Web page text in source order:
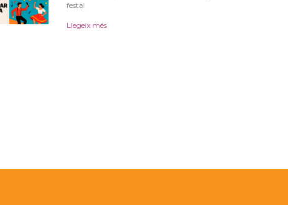
festa!
Llegeix més